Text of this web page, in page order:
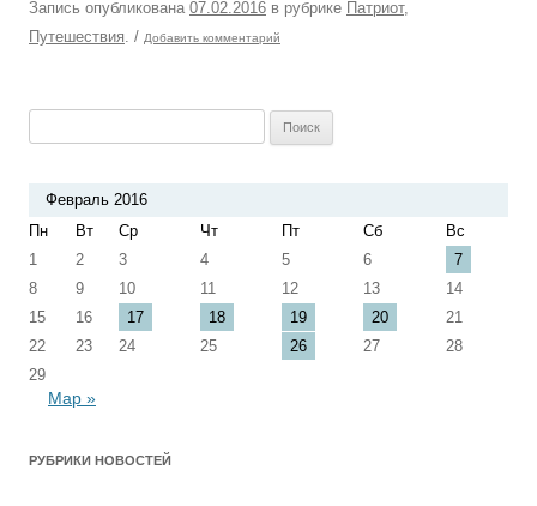
Запись опубликована 07.02.2016 в рубрике Патриот,
Путешествия / Добавить комментарий
Февраль 2016
Пн
Вт Ср Чт Пт Сб
Вс
1
2 3 4 5 6
7
8
9 10 11 12 13
14
15
16 17 18 19 20
21
22
23 24 25 26 27
28
29
Мар »
РУБРИКИ НОВОСТЕЙ